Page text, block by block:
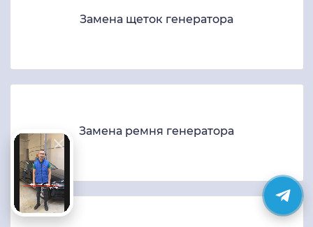
Замена щеток генератора
Замена ремня генератора